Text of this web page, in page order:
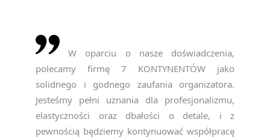
W oparciu o nasze doświadczenia,
polecamy firmę 7 KONTYNENTÓW jako
solidnego i godnego zaufania organizatora.
Jesteśmy pełni uznania dla profesjonalizmu,
elastyczności oraz dbałości o detale, i z
pewnością będziemy kontynuować współpracę